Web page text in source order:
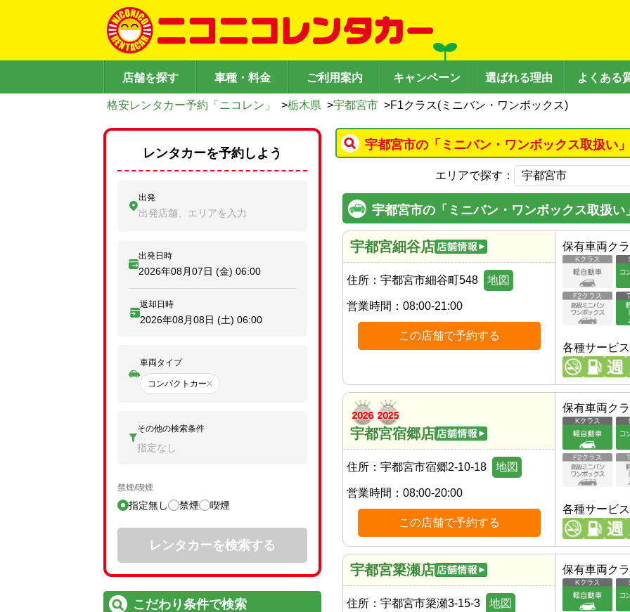
店舗を探す 車種・料金 ご利用案内 キャンペーン 選ばれる理由 よくある
格安レンタカー予約「ニコレン」 >栃木県 >宇都宮市 >F1クラス(ミニバン・ワンボックス)
宇都宮市の「ミニバン・ワンボックス取扱い
エリアで探す：
宇都宮市の「ミニバン・ワンボックス取扱
宇都宮細谷店
住所： 宇都宮市細谷町548 地図
営業時間： 08:00-21:00
この店舗で予約する
保有車両ク
各種サービス
宇都宮宿郷店
住所： 宇都宮市宿郷2-10-18 地図
営業時間： 08:00-20:00
この店舗で予約する
保有車両ク
各種サービス
宇都宮簗瀬店
住所： 宇都宮市簗瀬3-15-3 地図
保有車両ク
レンタカーを予約しよう
出発
出発店舗、エリアを入力
出発日時
2026年08月07日 (金) 06:00
返却日時
2026年08月08日 (土) 06:00
車両タイプ
コンパクトカー
その他の検索条件
指定なし
禁煙/喫煙
指定無し 禁煙 喫煙
レンタカーを検索する
こだわり条件で検索